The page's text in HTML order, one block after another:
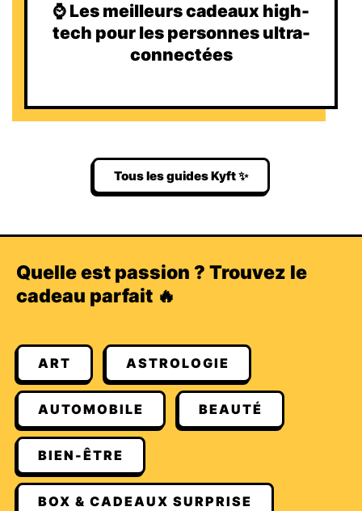
⌚️ Les meilleurs cadeaux high-
tech pour les personnes ultra-
connectées
Tous les guides Kyft ✨
Quelle est passion ? Trouvez le
cadeau parfait 🔥
ART ASTROLOGIE
AUTOMOBILE BEAUTÉ
BIEN-ÊTRE
BOX & CADEAUX SURPRISE